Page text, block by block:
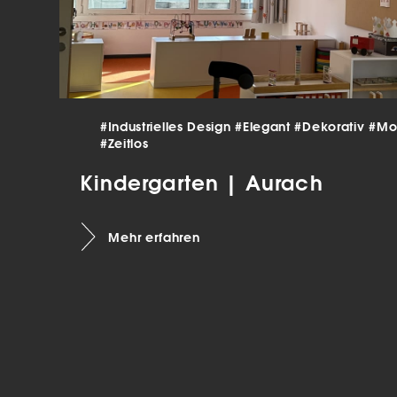
#Industrielles Design#Elegant#Dekorativ
#Zeitlos
Kindergarten | Aurach
Mehr erfahren
die
Hier